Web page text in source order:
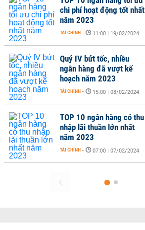
chi phí hoạt động tốt nhất
năm 2023
TÀI CHÍNH - 11:00 | 19/02/2024
Quý IV bứt tốc, nhiều
ngân hàng đã vượt kế
hoạch năm 2023
TÀI CHÍNH - 15:00 | 08/02/2024
TOP 10 ngân hàng có thu
nhập lãi thuần lớn nhất
năm 2023
TÀI CHÍNH - 07:00 | 07/02/2024